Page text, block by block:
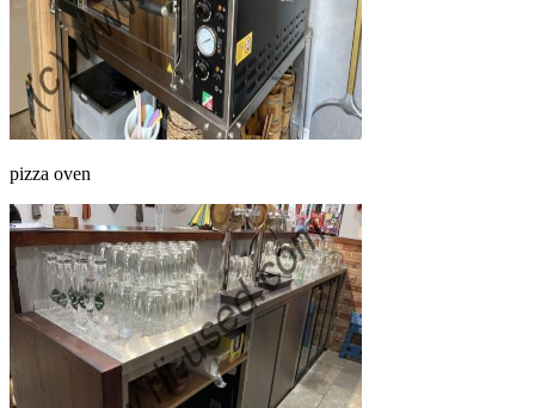
pizza oven